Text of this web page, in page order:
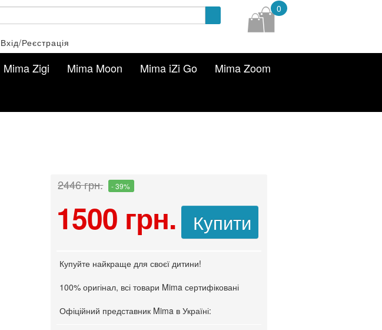
0
Вхід/Реєстрація
Mima Zigi Mima Moon Mima iZi Go
Mima Zoom
2446 грн. - 39%
1500 грн. Купити
Купуйте найкраще для своєї дитини!
100% оригінал, всі товари Mima сертифіковані
Офіційний представник Mima в Україні: